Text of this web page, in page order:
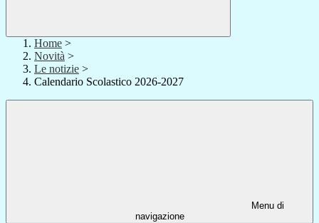
Home >
Novità >
Le notizie >
Calendario Scolastico 2026-2027
Menu di
navigazione